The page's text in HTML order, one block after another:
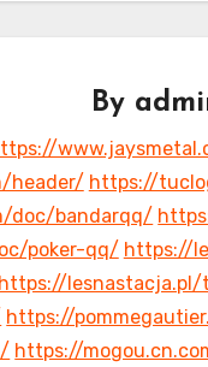
By
header/ https://
doc/bandarqq/
poker-qq/ https://
https://lesnastacja.pl/
https://
https://